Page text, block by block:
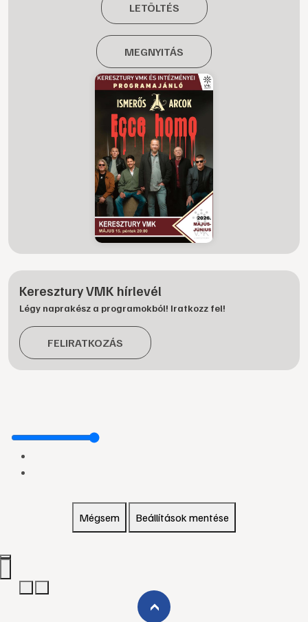
LETÖLTÉS
MEGNYITÁS
Keresztury VMK hírlevél
Légy naprakész a programokból! Iratkozz fel!
FELIRATKOZÁS
Mégsem Beállítások mentése
›